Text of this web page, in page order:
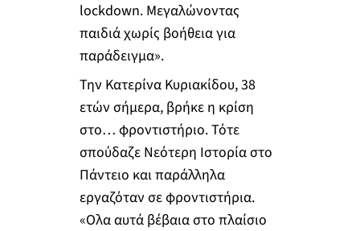
lockdown. Μεγαλώνοντας
παιδιά χωρίς βοήθεια για
παράδειγμα».
Την Κατερίνα Κυριακίδου, 38
ετών σήμερα, βρήκε η κρίση
στο… φροντιστήριο. Τότε
σπούδαζε Νεότερη Ιστορία στο
Πάντειο και παράλληλα
εργαζόταν σε φροντιστήρια.
«Ολα αυτά βέβαια στο πλαίσιο